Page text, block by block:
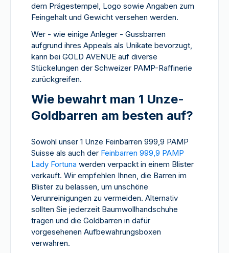
dem Prägestempel, Logo sowie Angaben zum
Feingehalt und Gewicht versehen werden.
Wer - wie einige Anleger - Gussbarren
aufgrund ihres Appeals als Unikate bevorzugt,
kann bei GOLD AVENUE auf diverse
Stückelungen der Schweizer PAMP-Raffinerie
zurückgreifen.
Wie bewahrt man 1 Unze-
Goldbarren am besten auf?
Sowohl unser 1 Unze Feinbarren 999,9 PAMP
Suisse als auch der Feinbarren 999,9 PAMP
Lady Fortuna werden verpackt in einem Blister
verkauft. Wir empfehlen Ihnen, die Barren im
Blister zu belassen, um unschöne
Verunreinigungen zu vermeiden. Alternativ
sollten Sie jederzeit Baumwollhandschuhe
tragen und die Goldbarren in dafür
vorgesehenen Aufbewahrungsboxen
verwahren.